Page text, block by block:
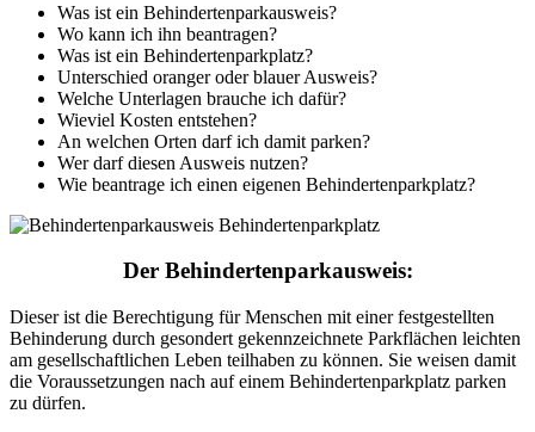
Was ist ein Behindertenparkausweis?
Wo kann ich ihn beantragen?
Was ist ein Behindertenparkplatz?
Unterschied oranger oder blauer Ausweis?
Welche Unterlagen brauche ich dafür?
Wieviel Kosten entstehen?
An welchen Orten darf ich damit parken?
Wer darf diesen Ausweis nutzen?
Wie beantrage ich einen eigenen Behindertenparkplatz?
Der Behindertenparkausweis:
Dieser ist die Berechtigung für Menschen mit einer festgestellten
Behinderung durch gesondert gekennzeichnete Parkflächen leichten
am gesellschaftlichen Leben teilhaben zu können. Sie weisen damit
die Voraussetzungen nach auf einem Behindertenparkplatz parken
zu dürfen.